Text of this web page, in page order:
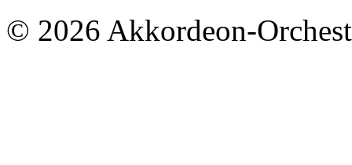
© 2026 Akkordeon-